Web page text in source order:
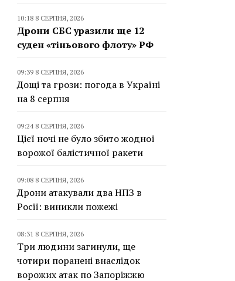
10:18 8 СЕРПНЯ, 2026
Дрони СБС уразили ще 12
суден «тіньового флоту» РФ
09:39 8 СЕРПНЯ, 2026
Дощі та грози: погода в Україні
на 8 серпня
09:24 8 СЕРПНЯ, 2026
Цієї ночі не було збито жодної
ворожої балістичної ракети
09:08 8 СЕРПНЯ, 2026
Дрони атакували два НПЗ в
Росії: виникли пожежі
08:31 8 СЕРПНЯ, 2026
Три людини загинули, ще
чотири поранені внаслідок
ворожих атак по Запоріжжю